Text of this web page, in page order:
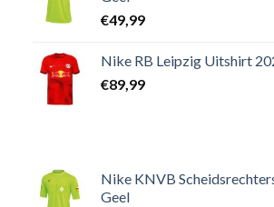
€49,99
Nike RB Leipzig Uitshirt
€89,99
Nike KNVB
Geel